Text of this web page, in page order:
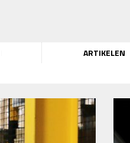
ARTIKELEN